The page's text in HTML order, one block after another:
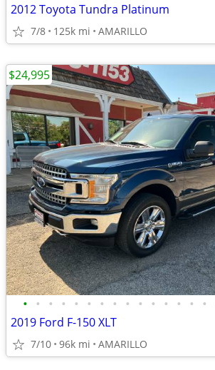
2012 Toyota Tundra Platinum
7/8 125k mi AMARILLO
• • • • • • • • • • • • • • •
2019 Ford F-150 XLT
7/10 96k mi AMARILLO
$24,995